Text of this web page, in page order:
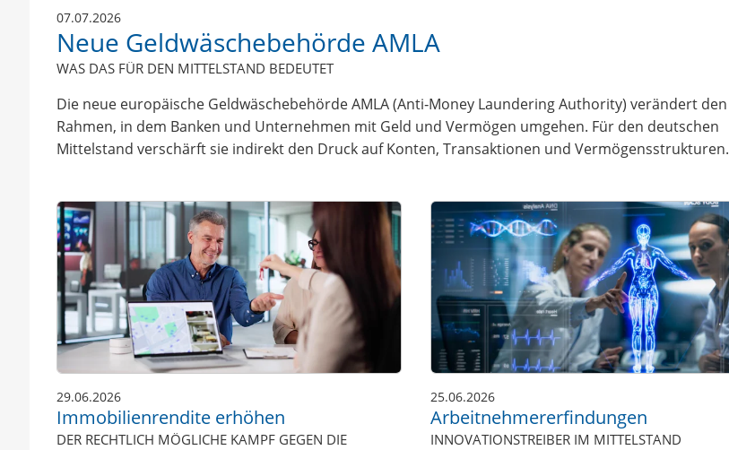
07.07.2026
Neue Geldwäschebehörde AMLA
WAS DAS FÜR DEN MITTELSTAND BEDEUTET
Die neue europäische Geldwäschebehörde AMLA (Anti‑Money Laundering Authority) verändert den
Rahmen, in dem Banken und Unternehmen mit Geld und Vermögen umgehen. Für den deutschen
Mittelstand verschärft sie indirekt den Druck auf Konten, Transaktionen und Vermögensstrukturen.
29.06.2026
Immobilienrendite erhöhen
DER RECHTLICH MÖGLICHE KAMPF GEGEN DIE
25.06.2026
Arbeitnehmererfindungen
INNOVATIONSTREIBER IM MITTELSTAND